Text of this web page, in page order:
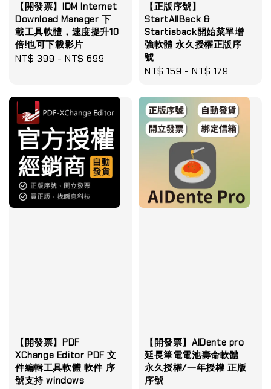
【開發票】IDM Internet
Download Manager 下
載工具軟體，速度提升10
倍!也可下載影片
Regular
NT$ 399 -NT$ 699
【正版序號】
StartAllBack &
Startisback開始菜單增
強軟體 永久授權正版序
號
Regular
NT$ 159 -NT$ 179
【開發票】PDF
XChange Editor PDF 文
件編輯工具軟體 軟件 序
號支持 windows
【開發票】AlDente pro
延長筆電電池壽命軟體
永久授權/一年授權 正版
序號